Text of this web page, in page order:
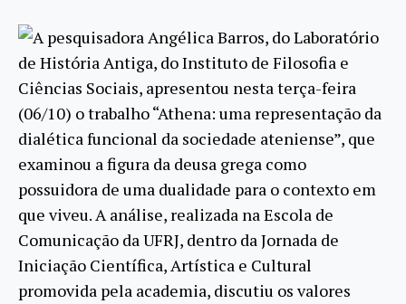
A pesquisadora Angélica Barros, do Laboratório
de História Antiga, do Instituto de Filosofia e
Ciências Sociais, apresentou nesta terça-feira
(06/10) o trabalho “Athena: uma representação da
dialética funcional da sociedade ateniense”, que
examinou a figura da deusa grega como
possuidora de uma dualidade para o contexto em
que viveu. A análise, realizada na Escola de
Comunicação da UFRJ, dentro da Jornada de
Iniciação Científica, Artística e Cultural
promovida pela academia, discutiu os valores